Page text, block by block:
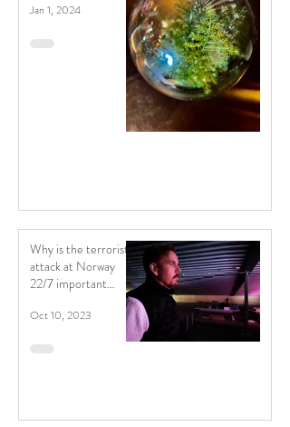
Jan 1, 2024
Why is the terrorist
attack at Norway
22/7 important
contemporary
Oct 10, 2023